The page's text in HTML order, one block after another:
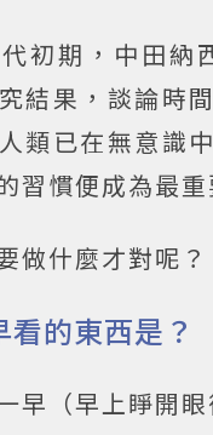
初期，中田納
結果，談論時
類已在無意識
習慣便成為最重
做什麼才對呢？
的東西是？
早（早上睜開